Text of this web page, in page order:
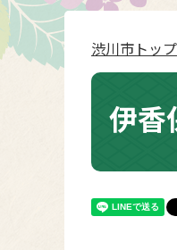
渋川市トップ
伊香